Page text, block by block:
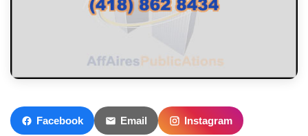
Facebook Email Instagram